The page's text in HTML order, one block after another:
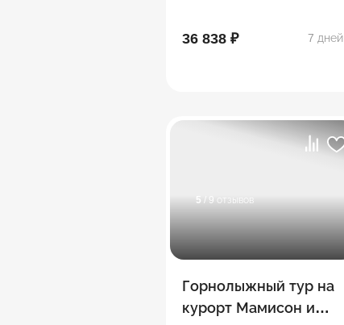
36 838 ₽ 7 дней
5 / 9 отзывов
Горнолыжный тур на
курорт Мамисон и